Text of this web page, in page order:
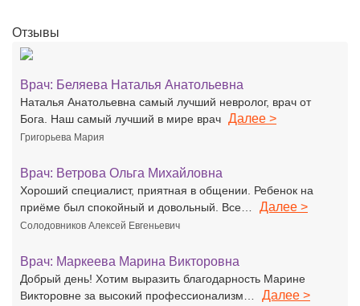
Отзывы
Врач: Беляева Наталья Анатольевна
Наталья Анатольевна самый лучший невролог, врач от
Бога. Наш самый лучший в мире врач Далее >
Григорьева Мария
Врач: Ветрова Ольга Михайловна
Хороший специалист, приятная в общении. Ребенок на
приёме был спокойный и довольный. Все…
Далее >
Солодовников Алексей Евгеньевич
Врач: Маркеева Марина Викторовна
Добрый день! Хотим выразить благодарность Марине
Викторовне за высокий профессионализм…
Далее >